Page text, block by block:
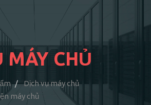
MÁY CHỦ
Dịch vụ máy chủ
máy chủ